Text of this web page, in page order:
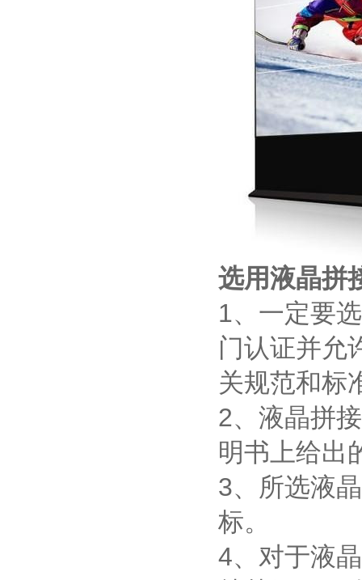
选用液晶拼
1、一定要
门认证并允
关规范和标
2、液晶拼
明书上给出
3、所选液
标。
4、对于液